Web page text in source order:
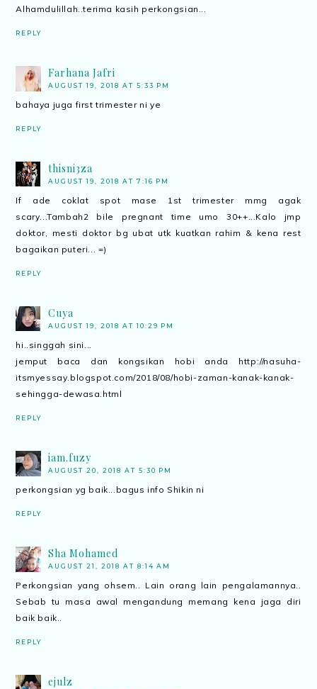
Alhamdulillah..terima kasih perkongsian...
REPLY
Farhana Jafri
AUGUST 19, 2018 AT 5:33 PM
bahaya juga first trimester ni ye
REPLY
thisni3za
AUGUST 19, 2018 AT 7:16 PM
If ade coklat spot mase 1st trimester mmg agak
scary...Tambah2 bile pregnant time umo 30++...Kalo jmp
doktor, mesti doktor bg ubat utk kuatkan rahim & kena rest
bagaikan puteri... =)
REPLY
Cuya
AUGUST 19, 2018 AT 10:29 PM
hi..singgah sini...
jemput baca dan kongsikan hobi anda http://nasuha-
itsmyessay.blogspot.com/2018/08/hobi-zaman-kanak-kanak-
sehingga-dewasa.html
REPLY
iam.fuzy
AUGUST 20, 2018 AT 5:30 PM
perkongsian yg baik...bagus info Shikin ni
REPLY
Sha Mohamed
AUGUST 21, 2018 AT 8:14 AM
Perkongsian yang ohsem.. Lain orang lain pengalamannya..
Sebab tu masa awal mengandung memang kena jaga diri
baik baik..
REPLY
ejulz